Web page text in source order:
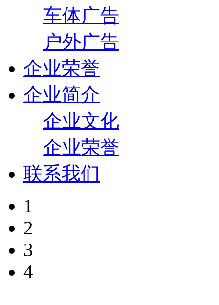
车体广告
户外广告
企业荣誉
企业简介
企业文化
企业荣誉
联系我们
1
2
3
4